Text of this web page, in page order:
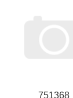
751368